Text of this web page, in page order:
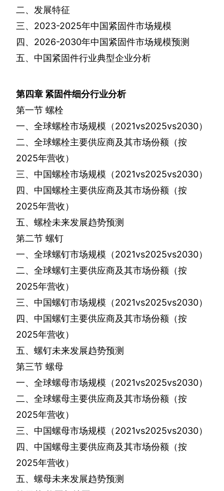
二、发展特征
三、 2023-2025年中国紧固件市场规模
四、 2026-2030年中国紧固件市场规模预测
五、中国紧固件行业典型企业分析
第四章 紧固件细分行业分析
第一节 螺栓
一、全球螺栓市场规模（2021vs2025vs2030）
二、全球螺栓主要供应商及其市场份额（按
2025年营收）
三、中国螺栓市场规模（2021vs2025vs2030）
四、中国螺栓主要供应商及其市场份额（按
2025年营收）
五、螺栓未来发展趋势预测
第二节 螺钉
一、全球螺钉市场规模（2021vs2025vs2030）
二、全球螺钉主要供应商及其市场份额（按
2025年营收）
三、中国螺钉市场规模（2021vs2025vs2030）
四、中国螺钉主要供应商及其市场份额（按
2025年营收）
五、螺钉未来发展趋势预测
第三节 螺母
一、全球螺母市场规模（2021vs2025vs2030）
二、全球螺母主要供应商及其市场份额（按
2025年营收）
三、中国螺母市场规模（2021vs2025vs2030）
四、中国螺母主要供应商及其市场份额（按
2025年营收）
五、螺母未来发展趋势预测